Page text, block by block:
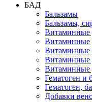
БАД
Бальзамы
Бальзамы,
Витаминные
Витаминные
Витаминные
Витаминные
Витаминные
Гематоген и
Гематоген,
Добавки